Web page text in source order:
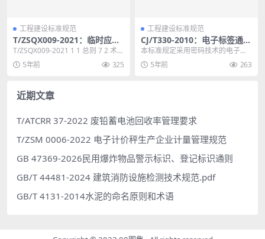
工程建设标准规范
T/ZSQX009-2021：临时应急
呼吸道传染病医院装配式钢结
构建筑技术标准
T/ZSQX009-2021 1 1 总则 7 2 术
语 7 3 基本规定 8 ...
5年前 325
工程建设标准规范
CJ/T330-2010：电子标签通用
技术要求
本标准规定采用密码技术的电子标
签所涉及的应用分类、基本要求、
应用要求、安全要求和...
5年前 263
近期文章
T/ATCRR 37-2022 废铅蓄电池回收率管理要求
T/ZSM 0006-2022 电子计价秤生产企业计量管理规范
GB 47369-2026民用爆炸物品警示标识、登记标识通则
GB/T 44481-2024 建筑消防设施检测技术规范.pdf
GB/T 4131-2014水泥的命名原则和术语